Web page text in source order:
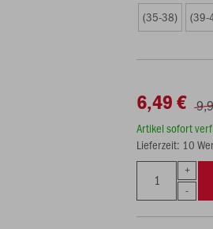
(35-38) (39-
6,49 €
Artikel sofort
Lieferzeit: 10